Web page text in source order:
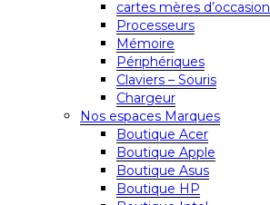
cartes mères d’occasion
Processeurs
Mémoire
Périphériques
Claviers – Souris
Chargeur
Nos espaces Marques
Boutique Acer
Boutique Apple
Boutique Asus
Boutique HP